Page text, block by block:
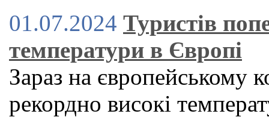
01.07.2024 Туристів
температури в Європі
Зараз на європейському
рекордно високі